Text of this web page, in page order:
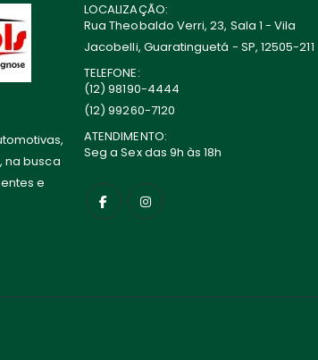
na busca
e
LOCALIZAÇÃO:
Rua Theobaldo Verri, 23, Sala 1 - Vila
Jacobelli, Guaratinguetá - SP, 12505-211
TELEFONE:
(12) 98190-4444
(12) 99260-7120
ATENDIMENTO:
Seg a Sex das 9h às 18h